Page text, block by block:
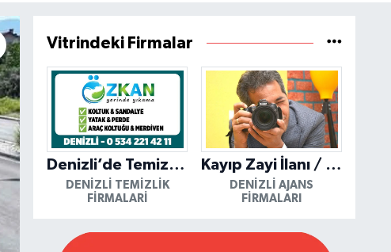
Vitrindeki Firmalar
Denizli’de Temizliğin Güvenilir Adresi: Özkan Yerinde Yıkama
DENIZLI TEMIZLIK
FIRMALARI
Kayıp Zayi İlanı / Mutlu Ajans / Denizli
DENIZLI AJANS
FIRMALARI